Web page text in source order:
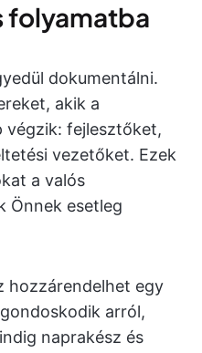
folyamatba
dokumentálni.
akik a
fejlesztőket,
vezetőket. Ezek
a valós
Önnek esetleg
hozzárendelhet egy
arról,
naprakész és